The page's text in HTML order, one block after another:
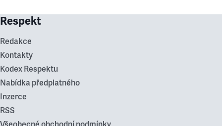
Respekt
Redakce
Kontakty
Kodex Respektu
Nabídka předplatného
Inzerce
RSS